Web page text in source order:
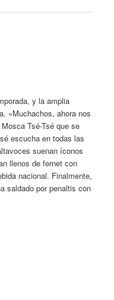
y la amplia
«Muchachos, ahora nos
Tsé-Tsé que se
escucha en todas las
suenan íconos
llenos de fernet con
nacional. Finalmente,
saldado por penaltis con